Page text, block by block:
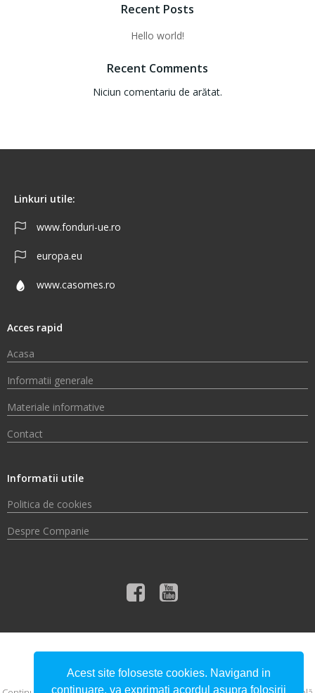
Recent Posts
Hello world!
Recent Comments
Niciun comentariu de arătat.
Linkuri utile:
www.fonduri-ue.ro
europa.eu
www.casomes.ro
Acces rapid
Acasa
Informatii generale
Materiale informative
Contact
Informatii utile
Politica de cookies
Despre Companie
© 2026 Compania de Apă Someș S.A.
Acest site foloseste cookies. Navigand in
continuare, va exprimati acordul asupra folosirii